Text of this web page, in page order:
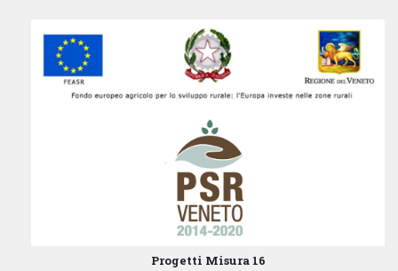
Progetti Misura 16